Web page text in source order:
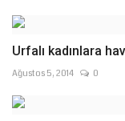
Urfalı kadınlara
Ağustos 5, 2014 0